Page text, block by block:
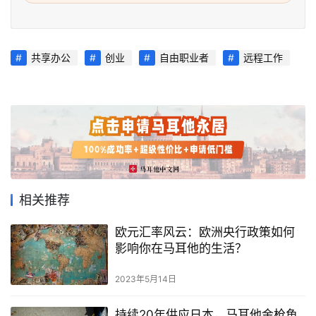
旅
略
生
活
指
南
马
耳
他
移
民
共享办公 创业 自由职业者 远程工作
相关推荐
欧元汇率风云：欧洲央行政策如何
影响你在马耳他的生活？
2023年5月14日